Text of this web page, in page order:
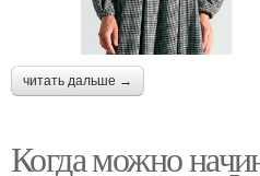
читать дальше →
Когда можно